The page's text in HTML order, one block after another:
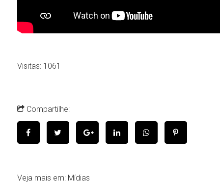
Visitas: 1061
Compartilhe:
Veja mais em: Mídias